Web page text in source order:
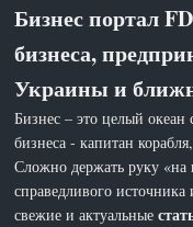
Бизнес портал
бизнеса,
Украины и
Бизнес – это целый
бизнеса - капитан
Сложно держать руку «на
справедливого
свежие и актуальные